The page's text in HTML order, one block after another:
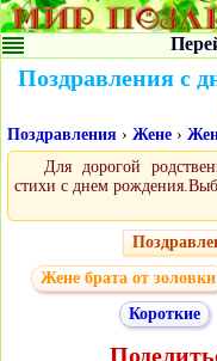
Поздравления с
Поздравления › Жене ›
Для дорогой
стихи с днем
Жене брата от золовки
Короткие